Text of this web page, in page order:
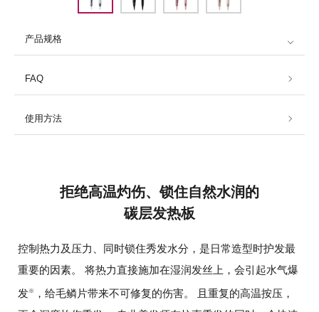
产品规格
FAQ
使用方法
拒绝高温灼伤、锁住自然水润的
碳层发热板
控制热力及压力、同时锁住秀发水分，是日常造型时护发最
重要的因素。
将热力直接施加在湿润发丝上，会引起水气爆
发※ ，给毛鳞片带来不可修复的伤害。
且重复的高温按压，